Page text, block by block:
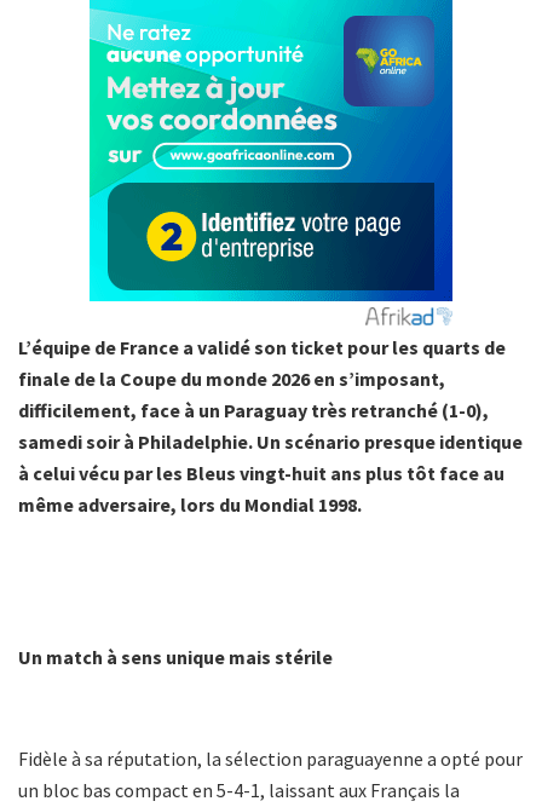
L’équipe de France a validé son ticket pour les quarts de
finale de la Coupe du monde 2026 en s’imposant,
difficilement, face à un Paraguay très retranché (1-0),
samedi soir à Philadelphie. Un scénario presque identique
à celui vécu par les Bleus vingt-huit ans plus tôt face au
même adversaire, lors du Mondial 1998.
Un match à sens unique mais stérile
Fidèle à sa réputation, la sélection paraguayenne a opté pour
un bloc bas compact en 5-4-1, laissant aux Français la